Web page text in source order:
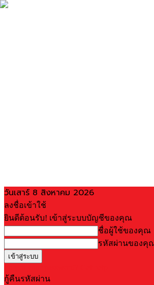
วันเสาร์ 8 สิงหาคม 2026
ลงชื่อเข้าใช้
ยินดีต้อนรับ! เข้าสู่ระบบบัญชีของคุณ
ชื่อผู้ใช้ของคุณ
รหัสผ่านของคุ
กู้คืนรหัสผ่าน